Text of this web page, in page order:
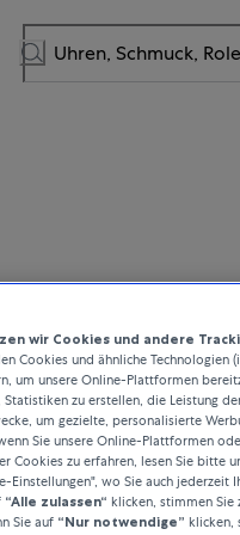
steht für zeitlose Designs,
Die Manufaktur, die
feiern konnte, hat sich bei
wir Cookies und andere
Cookies und ähnliche Technologien
um unsere Online-Plattformen
Statistiken zu erstellen, die Leistung
um gezielte, personalisierte
Sie unsere Online-Plattformen
Cookies zu erfahren, lesen Sie bitte
Einstellungen", wo Sie auch jederzeit
“Alle zulassen“ klicken, stimmen Sie
Sie auf “Nur notwendige” klicken,